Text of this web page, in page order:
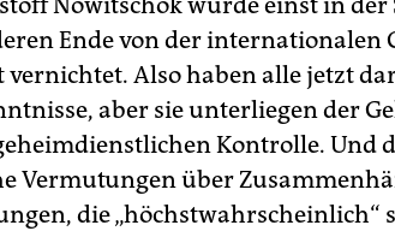
Ende von der internationalen
Also haben alle jetzt
aber sie unterliegen der
Kontrolle. Und
Vermutungen über
die „höchstwahrscheinlich“